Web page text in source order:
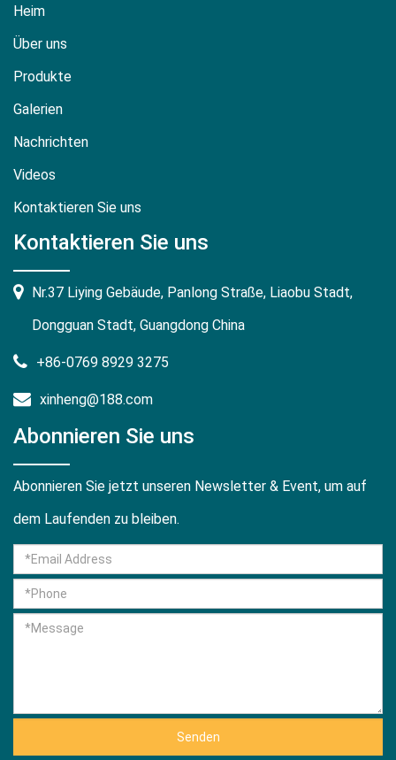
Heim
Über uns
Produkte
Galerien
Nachrichten
Videos
Kontaktieren Sie uns
Kontaktieren Sie uns
Nr.37 Liying Gebäude, Panlong Straße, Liaobu Stadt,
Dongguan Stadt, Guangdong China
+86-0769 8929 3275
xinheng@188.com
Abonnieren Sie uns
Abonnieren Sie jetzt unseren Newsletter & Event, um auf
dem Laufenden zu bleiben.
Senden